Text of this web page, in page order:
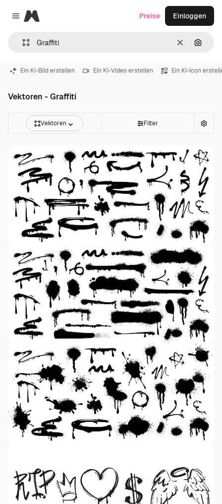
Close menu
Magnific
LöschenNach
Preise Einloggen
Ein KI-Bild erstellen Ein KI-Video erstellen Ein KI-Icon
Vektoren - Graffiti
Vektoren Filter